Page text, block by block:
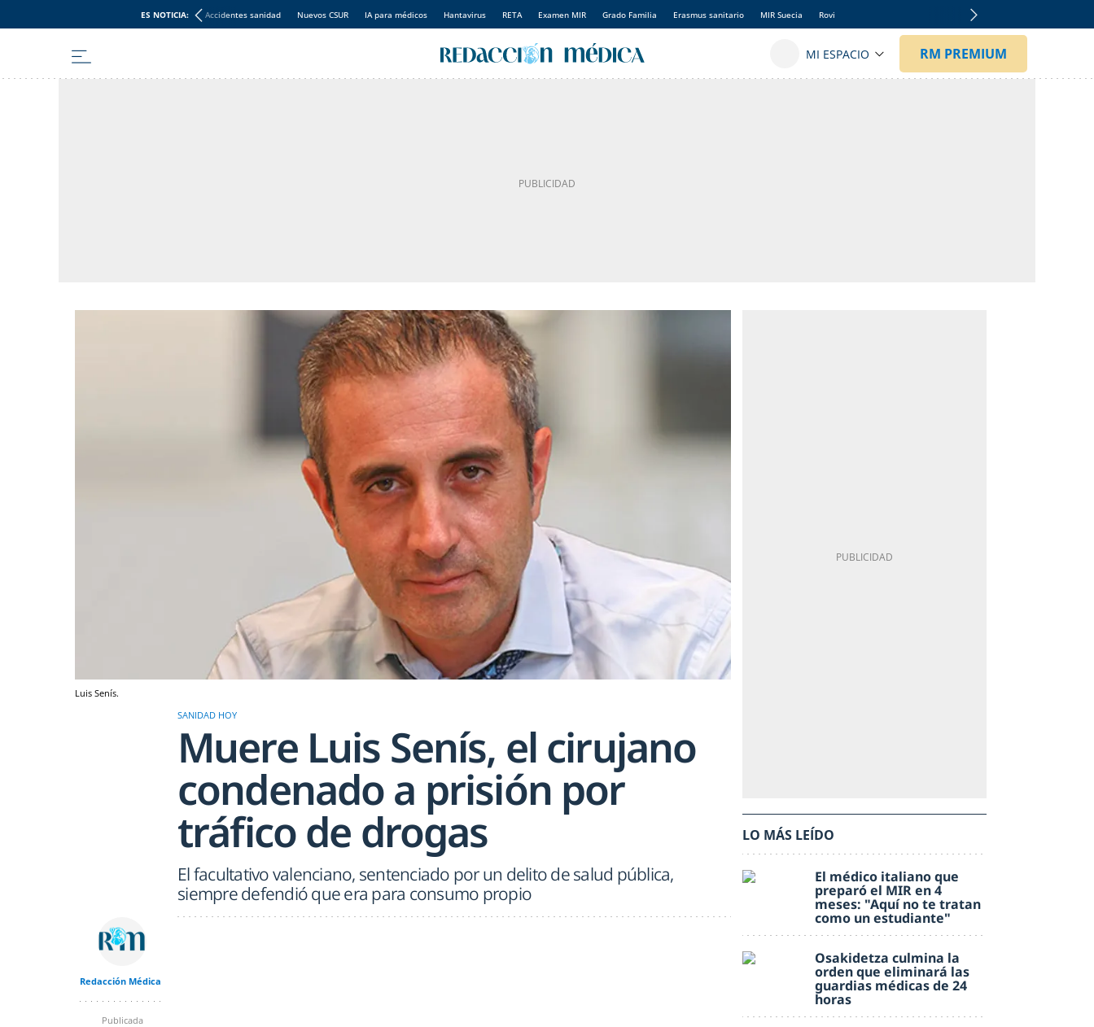
ES NOTICIA: Accidentes sanidad Nuevos CSUR IA para médicos Hantavirus RETA Examen MIR Grado Familia Erasmus sanitario MIR Suecia Rovi
Luis Senís.
SANIDAD HOY
Muere Luis Senís, el cirujano
condenado a prisión por
tráfico de drogas
El facultativo valenciano, sentenciado por un delito de salud pública,
siempre defendió que era para consumo propio
Redacción Médica
Publicada
LO MÁS LEÍDO
El médico italiano que
preparó el MIR en 4
meses: "Aquí no te tratan
como un estudiante"
Osakidetza culmina la
orden que eliminará las
guardias médicas de 24
horas